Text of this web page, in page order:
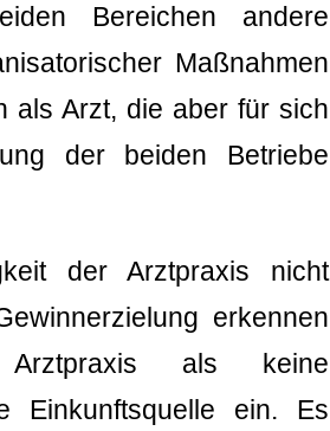
Bereichen andere
Maßnahmen
als Arzt, die aber für sich
der beiden Betriebe
der Arztpraxis nicht
erkennen
als keine
Einkunftsquelle ein. Es